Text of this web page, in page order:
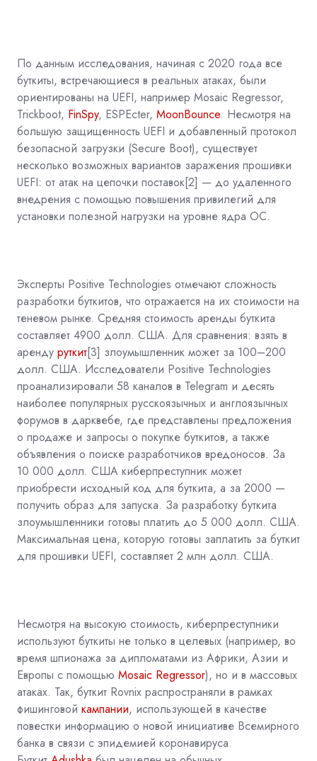
По данным исследования, начиная с 2020 года все
буткиты, встречающиеся в реальных атаках, были
ориентированы на UEFI, например Mosaic Regressor,
Trickboot, FinSpy, ESPEcter, MoonBounce. Несмотря на
большую защищенность UEFI и добавленный протокол
безопасной загрузки (Secure Boot), существует
несколько возможных вариантов заражения прошивки
UEFI: от атак на цепочки поставок[2] — до удаленного
внедрения с помощью повышения привилегий для
установки полезной нагрузки на уровне ядра ОС.
Эксперты Positive Technologies отмечают сложность
разработки буткитов, что отражается на их стоимости на
теневом рынке. Средняя стоимость аренды буткита
составляет 4900 долл. США. Для сравнения: взять в
аренду руткит[3] злоумышленник может за 100–200
долл. США. Исследователи Positive Technologies
проанализировали 58 каналов в Telegram и десять
наиболее популярных русскоязычных и англоязычных
форумов в дарквебе, где представлены предложения
о продаже и запросы о покупке буткитов, а также
объявления о поиске разработчиков вредоносов. За
10 000 долл. США киберпреступник может
приобрести исходный код для буткита, а за 2000 —
получить образ для запуска. За разработку буткита
злоумышленники готовы платить до 5 000 долл. США.
Максимальная цена, которую готовы заплатить за буткит
для прошивки UEFI, составляет 2 млн долл. США.
Несмотря на высокую стоимость, киберпреступники
используют буткиты не только в целевых (например, во
время шпионажа за дипломатами из Африки, Азии и
Европы с помощью Mosaic Regressor), но и в массовых
атаках. Так, буткит Rovnix распространяли в рамках
фишинговой кампании, использующей в качестве
повестки информацию о новой инициативе Всемирного
банка в связи с эпидемией коронавируса.